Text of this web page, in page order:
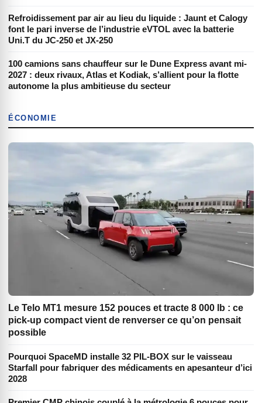
Refroidissement par air au lieu du liquide : Jaunt et Calogy
font le pari inverse de l’industrie eVTOL avec la batterie
Uni.T du JC-250 et JX-250
100 camions sans chauffeur sur le Dune Express avant mi-
2027 : deux rivaux, Atlas et Kodiak, s’allient pour la flotte
autonome la plus ambitieuse du secteur
ÉCONOMIE
Le Telo MT1 mesure 152 pouces et tracte 8 000 lb : ce
pick-up compact vient de renverser ce qu’on pensait
possible
Pourquoi SpaceMD installe 32 PIL-BOX sur le vaisseau
Starfall pour fabriquer des médicaments en apesanteur d’ici
2028